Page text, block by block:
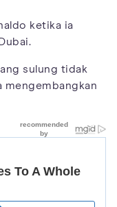
ketika ia
sulung tidak
mengembangkan